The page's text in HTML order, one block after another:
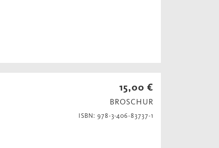
15,00 €
BROSCHUR
ISBN: 978-3-406-83737-1